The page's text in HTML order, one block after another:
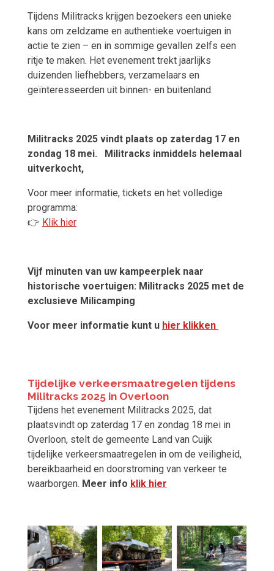
Tijdens Militracks krijgen bezoekers een unieke
kans om zeldzame en authentieke voertuigen in
actie te zien – en in sommige gevallen zelfs een
ritje te maken. Het evenement trekt jaarlijks
duizenden liefhebbers, verzamelaars en
geïnteresseerden uit binnen- en buitenland.
Militracks 2025 vindt plaats op zaterdag 17 en
zondag 18 mei.
Militracks inmiddels helemaal
uitverkocht,
Voor meer informatie, tickets en het volledige
programma:
👉 Klik hier
Vijf minuten van uw kampeerplek naar
historische voertuigen: Militracks 2025 met de
exclusieve Milicamping
Voor meer informatie kunt u hier klikken
Tijdelijke verkeersmaatregelen tijdens
Militracks 2025 in Overloon
Tijdens het evenement Militracks 2025, dat
plaatsvindt op zaterdag 17 en zondag 18 mei in
Overloon, stelt de gemeente Land van Cuijk
tijdelijke verkeersmaatregelen in om de veiligheid,
bereikbaarheid en doorstroming van verkeer te
waarborgen. Meer info klik hier